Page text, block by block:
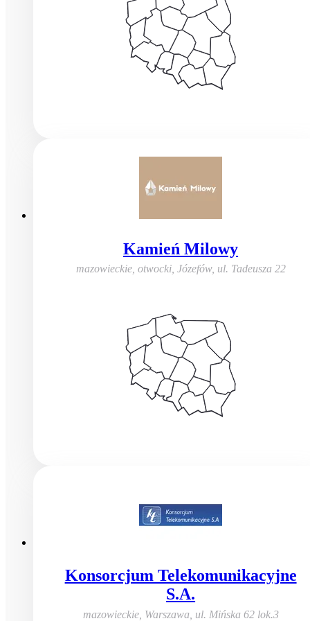
Kamień Milowy
mazowieckie, otwocki, Józefów, ul. Tadeusza 22
Konsorcjum Telekomunikacyjne
S.A.
mazowieckie, Warszawa, ul. Mińska 62 lok.3